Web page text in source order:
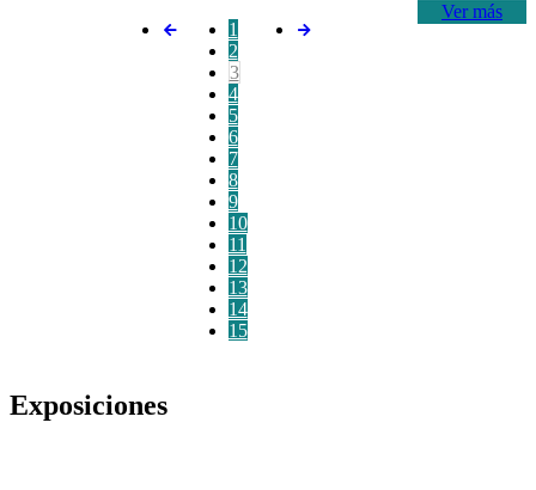
Ver más
1
2
3
4
5
6
7
8
9
10
11
12
13
14
15
Exposiciones